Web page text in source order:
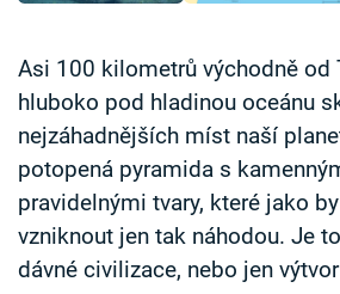
Sledujte nás
Asi 100 kilometrů východně od
hluboko pod hladinou oceánu
nejzáhadnějších míst naší
potopená pyramida s
pravidelnými tvary, které jako
vzniknout jen tak náhodou. Je
dávné civilizace, nebo jen